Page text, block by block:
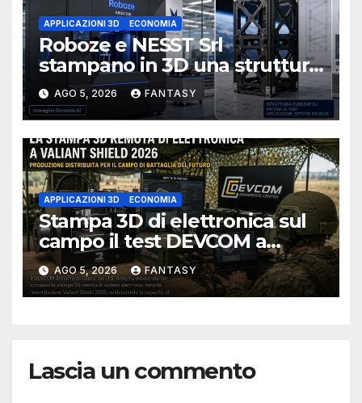
APPLICAZIONI 3D ECONOMIA
Roboze e NESST Srl
stampano in 3D una struttura
CubeSat 3U in Carbon PEEK
AGO 5, 2026 FANTASY
APPLICAZIONI 3D ECONOMIA
Stampa 3D di elettronica sul
campo il test DEVCOM a
Valiant Shield 2026
AGO 5, 2026 FANTASY
Lascia un commento